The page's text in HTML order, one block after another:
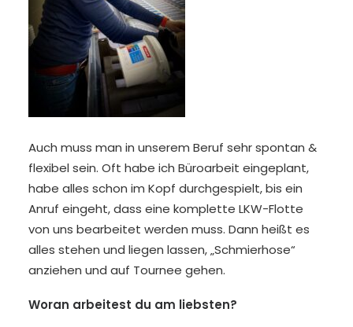
Auch muss man in unserem Beruf sehr spontan &
flexibel sein. Oft habe ich Büroarbeit eingeplant,
habe alles schon im Kopf durchgespielt, bis ein
Anruf eingeht, dass eine komplette LKW-Flotte
von uns bearbeitet werden muss. Dann heißt es
alles stehen und liegen lassen, „Schmierhose“
anziehen und auf Tournee gehen.
Woran arbeitest du am liebsten?